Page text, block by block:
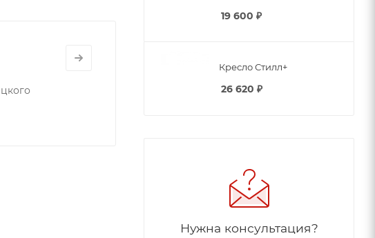
19 600 ₽
Кресло Стилл+
26 620 ₽
Нужна консультация?